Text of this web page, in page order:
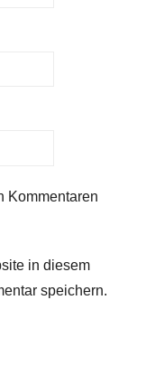
Kommentaren
in diesem
speichern.